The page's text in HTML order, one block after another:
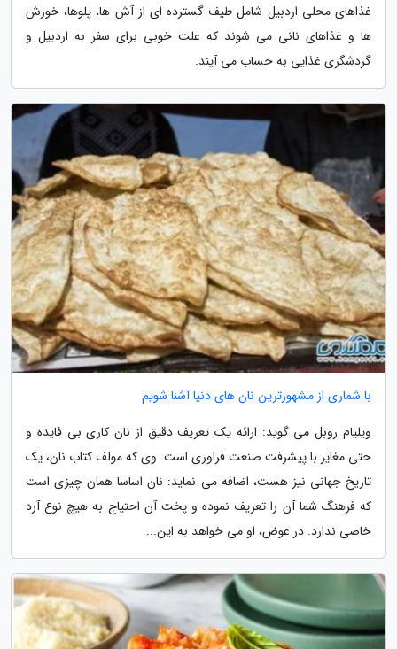
غذاهای محلی اردبیل شامل طیف گسترده ای از آش ها، پلوها، خورش
ها و غذاهای نانی می شوند که علت خوبی برای سفر به اردبیل و
گردشگری غذایی به حساب می آیند.
با شماری از مشهورترین نان های دنیا آشنا شویم
ویلیام روبل می گوید: ارائه یک تعریف دقیق از نان کاری بی فایده و
حتی مغایر با پیشرفت صنعت فراوری است. وی که مولف کتاب نان، یک
تاریخ جهانی نیز هست، اضافه می نماید: نان اساسا همان چیزی است
که فرهنگ شما آن را تعریف نموده و پخت آن احتیاج به هیچ نوع آرد
خاصی ندارد. در عوض، او می خواهد به این...